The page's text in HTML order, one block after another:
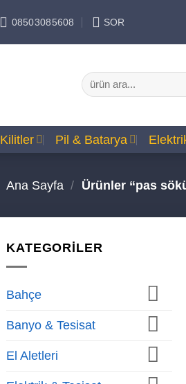
08503085608 SOR
Ara:
Kilitler Pil & Batarya
Ana Sayfa / Ürünler “pas
KATEGORİLER
Bahçe
Banyo & Tesisat
El Aletleri